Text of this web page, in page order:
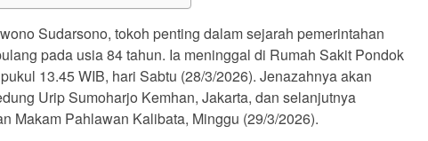
Sudarsono, tokoh penting dalam sejarah pemerintahan
pada usia 84 tahun. Ia meninggal di Rumah Sakit Pondok
13.45 WIB, hari Sabtu (28/3/2026). Jenazahnya akan
Urip Sumoharjo Kemhan, Jakarta, dan selanjutnya
Makam Pahlawan Kalibata, Minggu (29/3/2026).